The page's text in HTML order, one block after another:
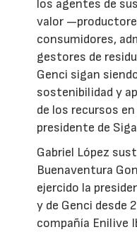
los agentes de
valor
consumidores,
gestores de
Genci sigan
sostenibilidad y
de los recursos
presidente de
Gabriel López
Buenaventura
ejercido la
y de Genci desde
compañía Enilive